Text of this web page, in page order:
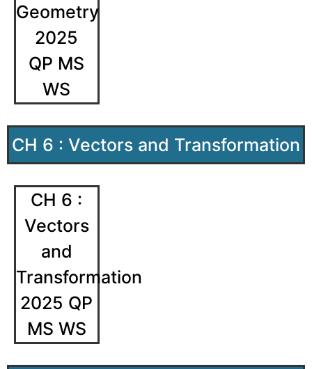
Geometry
2025
QP MS
WS
CH 6 : Vectors and Transformation
CH 6 :
Vectors
and
Transformation
2025 QP
MS WS